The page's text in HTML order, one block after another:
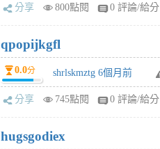
分享 800點閱 0 評論/給分
qpopijkgfl
0.0分 shrlskmztg 6個月前
分享 745點閱 0 評論/給分
hugsgodiex